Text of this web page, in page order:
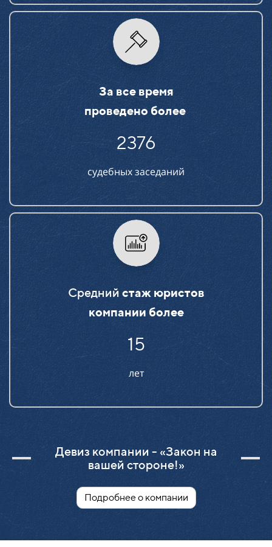
За все время
проведено более
2376
судебных заседаний
Средний стаж юристов
компании более
15
лет
Девиз компании - «Закон на
вашей стороне!»
Подробнее о компании